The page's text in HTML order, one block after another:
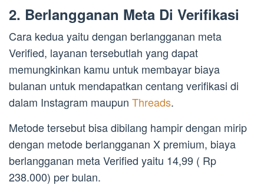
2. Berlangganan Meta Di Verifikasi
Cara kedua yaitu dengan berlangganan meta
Verified, layanan tersebutlah yang dapat
memungkinkan kamu untuk membayar biaya
bulanan untuk mendapatkan centang verifikasi di
dalam Instagram maupun Threads.
Metode tersebut bisa dibilang hampir dengan mirip
dengan metode berlangganan X premium, biaya
berlangganan meta Verified yaitu 14,99 ( Rp
238.000) per bulan.